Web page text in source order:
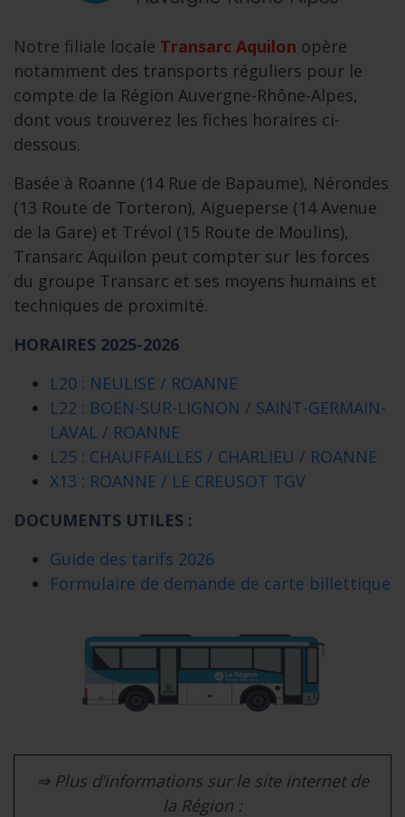
Notre filiale locale Transarc Aquilon opère
notamment des transports réguliers pour le
compte de la Région Auvergne-Rhône-Alpes,
dont vous trouverez les fiches horaires ci-
dessous.
Basée à Roanne (14 Rue de Bapaume), Nérondes
(13 Route de Torteron), Aigueperse (14 Avenue
de la Gare) et Trévol (15 Route de Moulins),
Transarc Aquilon peut compter sur les forces
du groupe Transarc et ses moyens humains et
techniques de proximité.
HORAIRES 2025-2026
L20 : NEULISE / ROANNE
L22 : BOËN-SUR-LIGNON / SAINT-GERMAIN-
LAVAL / ROANNE
L25 : CHAUFFAILLES / CHARLIEU / ROANNE
X13 : ROANNE / LE CREUSOT TGV
DOCUMENTS UTILES :
Guide des tarifs 2026
Formulaire de demande de carte billettique
⇒ Plus d’informations sur le site internet de
la Région :